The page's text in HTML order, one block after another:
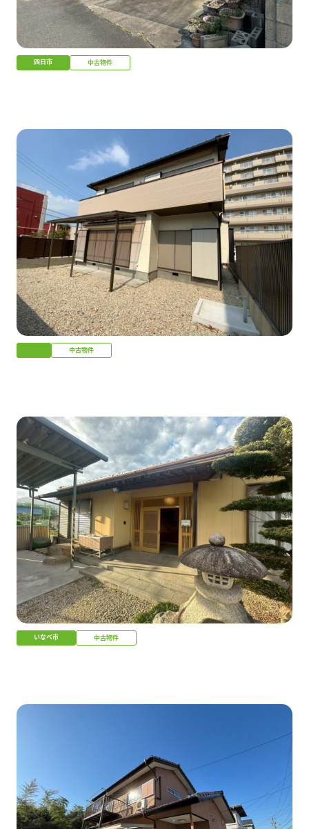
四日市 中古物件
中古物件
いなべ市 中古物件